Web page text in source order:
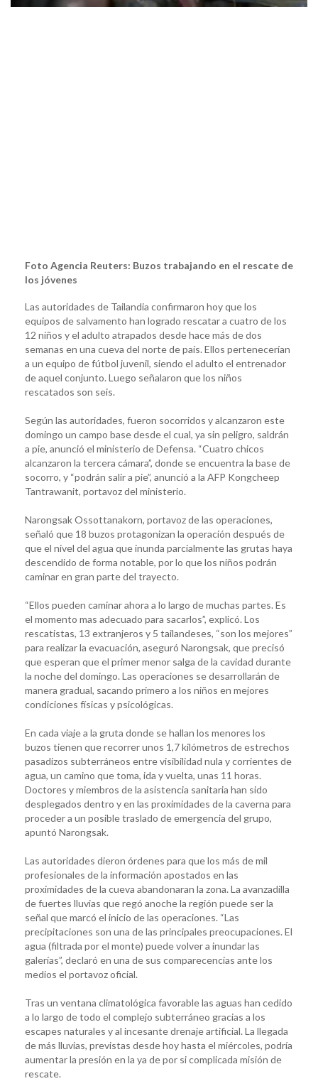
Foto Agencia Reuters: Buzos trabajando en el rescate de
los jóvenes
Las autoridades de Tailandia confirmaron hoy que los
equipos de salvamento han logrado rescatar a cuatro de los
12 niños y el adulto atrapados desde hace más de dos
semanas en una cueva del norte de país. Ellos pertenecerían
a un equipo de fútbol juvenil, siendo el adulto el entrenador
de aquel conjunto. Luego señalaron que los niños
rescatados son seis.
Según las autoridades, fueron socorridos y alcanzaron este
domingo un campo base desde el cual, ya sin peligro, saldrán
a pie, anunció el ministerio de Defensa. “Cuatro chicos
alcanzaron la tercera cámara”, donde se encuentra la base de
socorro, y “podrán salir a pie”, anunció a la AFP Kongcheep
Tantrawanit, portavoz del ministerio.
Narongsak Ossottanakorn, portavoz de las operaciones,
señaló que 18 buzos protagonizan la operación después de
que el nivel del agua que inunda parcialmente las grutas haya
descendido de forma notable, por lo que los niños podrán
caminar en gran parte del trayecto.
“Ellos pueden caminar ahora a lo largo de muchas partes. Es
el momento mas adecuado para sacarlos”, explicó. Los
rescatistas, 13 extranjeros y 5 tailandeses, “son los mejores”
para realizar la evacuación, aseguró Narongsak, que precisó
que esperan que el primer menor salga de la cavidad durante
la noche del domingo. Las operaciones se desarrollarán de
manera gradual, sacando primero a los niños en mejores
condiciones físicas y psicológicas.
En cada viaje a la gruta donde se hallan los menores los
buzos tienen que recorrer unos 1,7 kilómetros de estrechos
pasadizos subterráneos entre visibilidad nula y corrientes de
agua, un camino que toma, ida y vuelta, unas 11 horas.
Doctores y miembros de la asistencia sanitaria han sido
desplegados dentro y en las proximidades de la caverna para
proceder a un posible traslado de emergencia del grupo,
apuntó Narongsak.
Las autoridades dieron órdenes para que los más de mil
profesionales de la información apostados en las
proximidades de la cueva abandonaran la zona. La avanzadilla
de fuertes lluvias que regó anoche la región puede ser la
señal que marcó el inicio de las operaciones. “Las
precipitaciones son una de las principales preocupaciones. El
agua (filtrada por el monte) puede volver a inundar las
galerías”, declaró en una de sus comparecencias ante los
medios el portavoz oficial.
Tras un ventana climatológica favorable las aguas han cedido
a lo largo de todo el complejo subterráneo gracias a los
escapes naturales y al incesante drenaje artificial. La llegada
de más lluvias, previstas desde hoy hasta el miércoles, podría
aumentar la presión en la ya de por si complicada misión de
rescate.